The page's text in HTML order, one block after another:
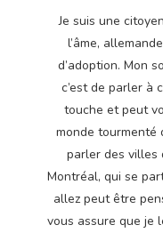
Je suis une
l’âme,
d’adoption. Mon
c’est de parler à
touche et peut
monde tourmenté
parler des villes
Montréal, qui se
allez peut être
vous assure que je